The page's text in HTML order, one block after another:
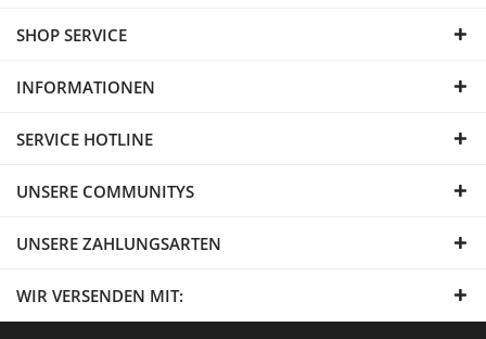
SHOP SERVICE
INFORMATIONEN
SERVICE HOTLINE
UNSERE COMMUNITYS
UNSERE ZAHLUNGSARTEN
WIR VERSENDEN MIT: